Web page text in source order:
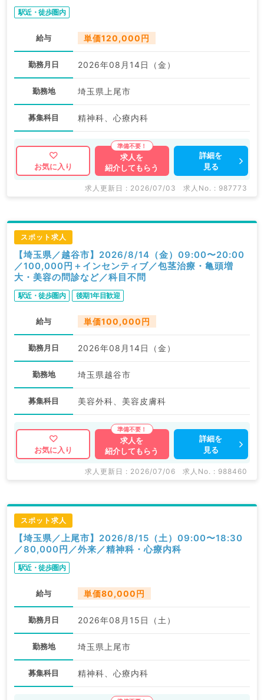
駅近・徒歩圏内
給与 単価120,000円
勤務月日 2026年08月14日（金）
勤務地 埼玉県上尾市
募集科目 精神科、心療内科
お気に入り
求人を
紹介してもらう
詳細を
見る
求人更新日 : 2026/07/03 求人No. : 987773
スポット求人
【埼玉県／越谷市】2026/8/14（金）09:00〜20:00
／100,000円＋インセンティブ／包茎治療・亀頭増
大・美容の問診など／科目不問
駅近・徒歩圏内 後期1年目歓迎
給与 単価100,000円
勤務月日 2026年08月14日（金）
勤務地 埼玉県越谷市
募集科目 美容外科、美容皮膚科
お気に入り
求人を
紹介してもらう
詳細を
見る
求人更新日 : 2026/07/06 求人No. : 988460
スポット求人
【埼玉県／上尾市】2026/8/15（土）09:00〜18:30
／80,000円／外来／精神科・心療内科
駅近・徒歩圏内
給与 単価80,000円
勤務月日 2026年08月15日（土）
勤務地 埼玉県上尾市
募集科目 精神科、心療内科